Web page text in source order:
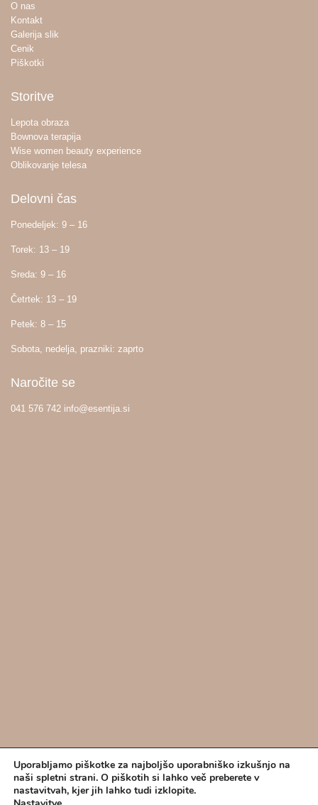
O nas
Kontakt
Galerija slik
Cenik
Piškotki
Storitve
Lepota obraza
Bownova terapija
Wise women beauty experience
Oblikovanje telesa
Delovni čas
Ponedeljek: 9 – 16
Torek: 13 – 19
Sreda: 9 – 16
Četrtek: 13 – 19
Petek: 8 – 15
Sobota, nedelja, prazniki: zaprto
Naročite se
041 576 742 info@esentija.si
Lokacija:
Gosposka ulica
Uporabljamo piškotke za najboljšo uporabniško izkušnjo na
naši spletni strani. O piškotih si lahko več preberete v
nastavitvah, kjer jih lahko tudi izklopite.